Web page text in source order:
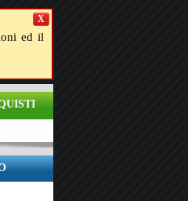
ed il
X